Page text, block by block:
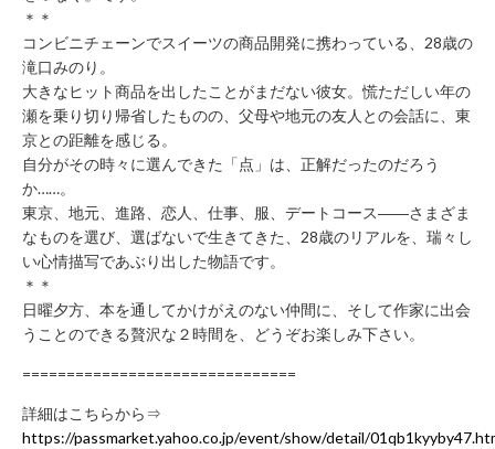
＊＊
コンビニチェーンでスイーツの商品開発に携わっている、28歳の
滝口みのり。
大きなヒット商品を出したことがまだない彼女。慌ただしい年の
瀬を乗り切り帰省したものの、父母や地元の友人との会話に、東
京との距離を感じる。
自分がその時々に選んできた「点」は、正解だったのだろう
か……。
東京、地元、進路、恋人、仕事、服、デートコース――さまざま
なものを選び、選ばないで生きてきた、28歳のリアルを、瑞々し
い心情描写であぶり出した物語です。
＊＊
日曜夕方、本を通してかけがえのない仲間に、そして作家に出会
うことのできる贅沢な２時間を、どうぞお楽しみ下さい。
===============================
詳細はこちらから⇒
https://passmarket.yahoo.co.jp/event/show/detail/
00
CONTACT
利
用
に
関
す
る
お
問
い
合
せ
新
規